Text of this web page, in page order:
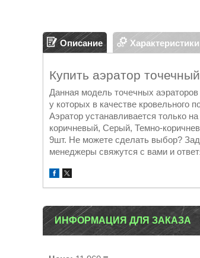
Описание Характеристики
Купить аэратор
Данная модель точечных
у которых в качестве кровельного
Аэратор устанавливается только
коричневый, Серый, Темно-
9шт. Не можете сделать выбор?
менеджеры свяжутся с вами и
ИНФОРМАЦИЯ ДЛЯ ЗАКАЗА